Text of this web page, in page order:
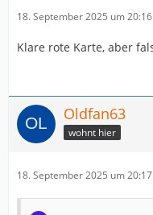
18. September 2025 um 20:16
Klare rote Karte, aber
Oldfan63
wohnt hier
18. September 2025 um 20:17